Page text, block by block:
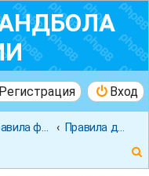
Вход
Регистрация